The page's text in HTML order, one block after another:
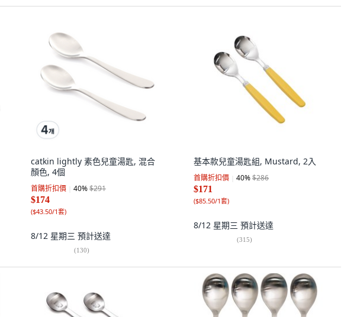
catkin lightly 素色兒童湯匙, 混合
顏色, 4個
首購折扣價 40%$291
$174
($43.50/1套)
8/12 星期三 預計送達
(130)
基本款兒童湯匙組, Mustard, 2入
首購折扣價 40%$286
$171
($85.50/1套)
8/12 星期三 預計送達
(315)